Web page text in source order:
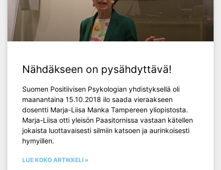
Nähdäkseen on pysähdyttävä!
Suomen Positiivisen Psykologian yhdistyksellä oli
maanantaina 15.10.2018 ilo saada vieraakseen
dosentti Marja-Liisa Manka Tampereen yliopistosta.
Marja-Liisa otti yleisön Paasitornissa vastaan kätellen
jokaista luottavaisesti silmiin katsoen ja aurinkoisesti
hymyillen.
LUE KOKO ARTIKKELI »